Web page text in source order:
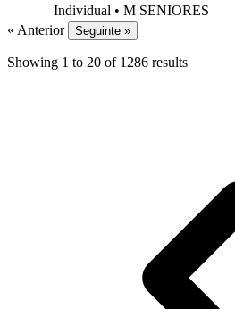
Individual • M SENIORES
« Anterior Seguinte »
Showing 1 to 20 of 1286 results